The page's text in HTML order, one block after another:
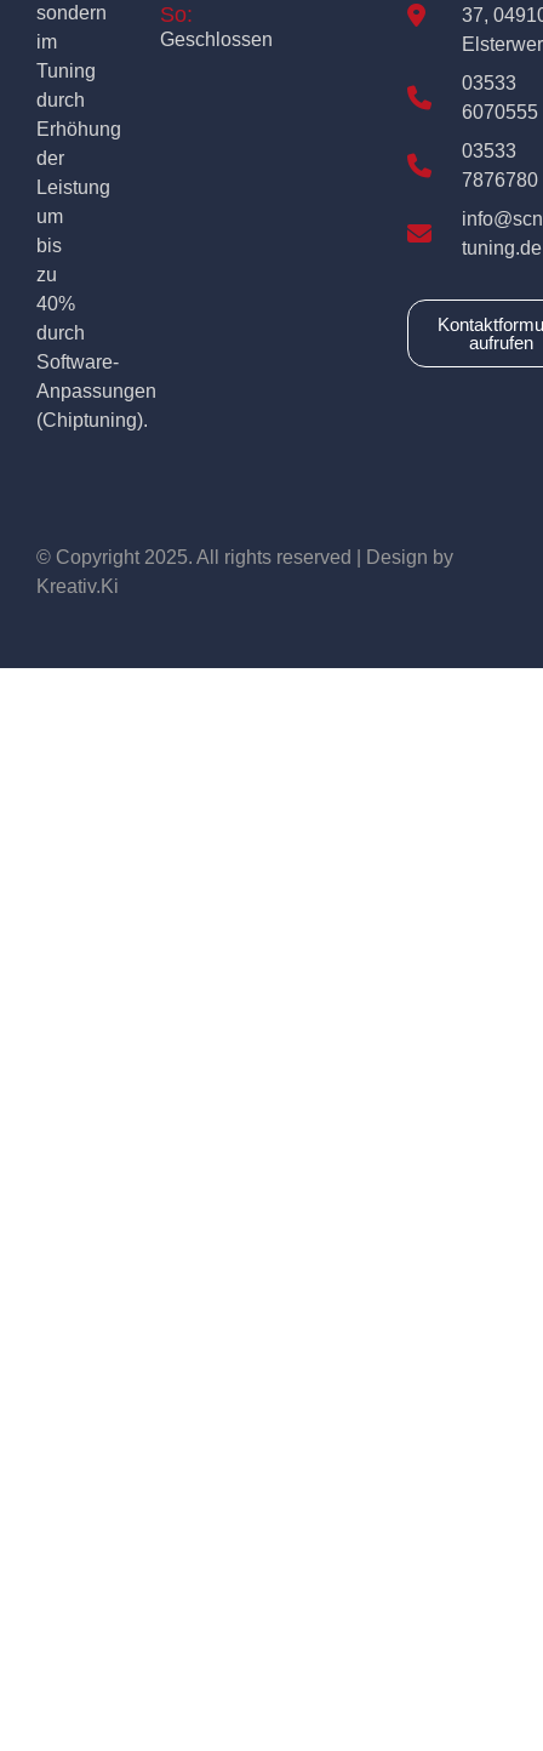
sondern
im
Tuning
durch
Erhöhung
der
Leistung
um
bis
zu
40%
durch
Software-
Anpassungen
(Chiptuning).
So:
Geschlossen
37,
03533
6070555
03533
7876780
tuning.de
aufrufen
© Copyright 2025. All rights reserved | Design by
Kreativ.Ki